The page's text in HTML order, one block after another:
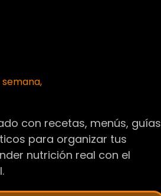
con recetas, menús, guías
para organizar tus
nutrición real con el